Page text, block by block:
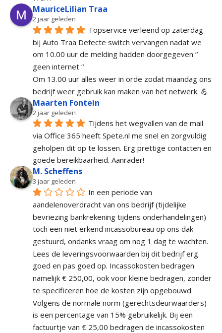
MauriceLilian Traa
2 jaar geleden
Topservice verleend op zaterdag
bij Auto Traa Defecte switch vervangen nadat we
om 10.00 uur de melding hadden doorgegeven “
geen internet “
Om 13.00 uur alles weer in orde zodat maandag ons
bedrijf weer gebruik kan maken van het netwerk. 💪
Maarten Fontein
2 jaar geleden
Tijdens het wegvallen van de mail
via Office 365 heeft Spete.nl me snel en zorgvuldig
geholpen dit op te lossen. Erg prettige contacten en
goede bereikbaarheid. Aanrader!
M. Scheffens
3 jaar geleden
In een periode van
aandelenoverdracht van ons bedrijf (tijdelijke
bevriezing bankrekening tijdens onderhandelingen)
toch een niet erkend incassobureau op ons dak
gestuurd, ondanks vraag om nog 1 dag te wachten.
Lees de leveringsvoorwaarden bij dit bedrijf erg
goed en pas goed op. Incassokosten bedragen
namelijk € 250,00, ook voor kleine bedragen, zonder
te specificeren hoe de kosten zijn opgebouwd.
Volgens de normale norm (gerechtsdeurwaarders)
is een percentage van 15% gebruikelijk. Bij een
factuurtje van € 25,00 bedragen de incassokosten